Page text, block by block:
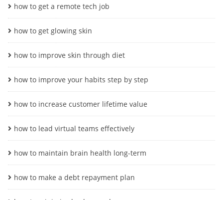
how to get a remote tech job
how to get glowing skin
how to improve skin through diet
how to improve your habits step by step
how to increase customer lifetime value
how to lead virtual teams effectively
how to maintain brain health long-term
how to make a debt repayment plan